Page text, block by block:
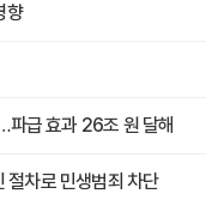
향
파급 효과 26조 원 달해
절차로 민생범죄 차단